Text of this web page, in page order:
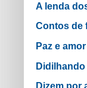
A lenda
Contos de
Paz e
Didilhando